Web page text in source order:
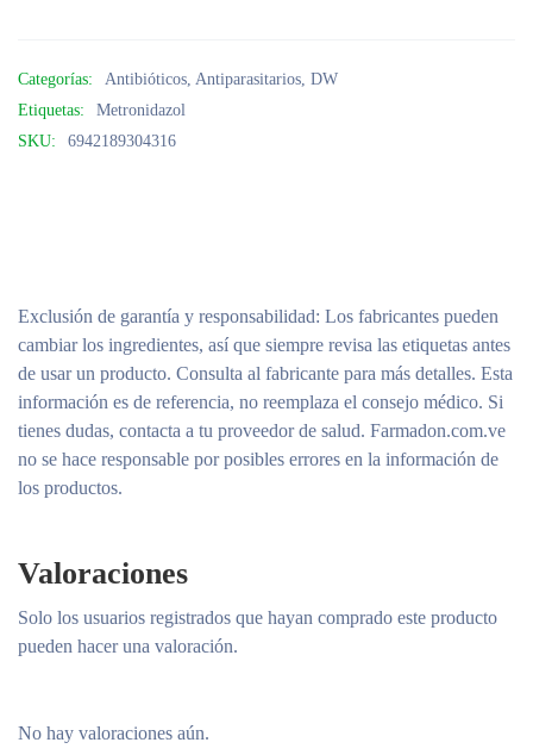
Categorías: Antibióticos, Antiparasitarios, DW
Etiquetas:
Metronidazol
SKU:
6942189304316
Exclusión de garantía y responsabilidad: Los fabricantes pueden
cambiar los ingredientes, así que siempre revisa las etiquetas antes
de usar un producto. Consulta al fabricante para más detalles. Esta
información es de referencia, no reemplaza el consejo médico. Si
tienes dudas, contacta a tu proveedor de salud. Farmadon.com.ve
no se hace responsable por posibles errores en la información de
los productos.
Valoraciones
No hay valoraciones aún.
Solo los usuarios registrados que hayan comprado este producto
pueden hacer una valoración.